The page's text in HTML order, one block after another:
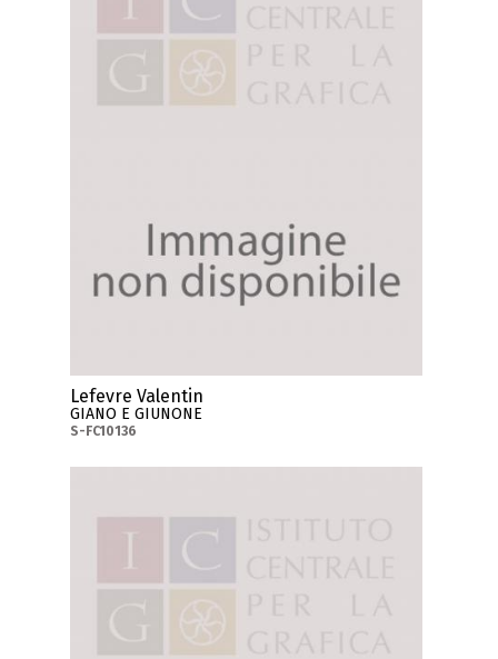
Lefevre Valentin
GIANO E GIUNONE
S-FC10136